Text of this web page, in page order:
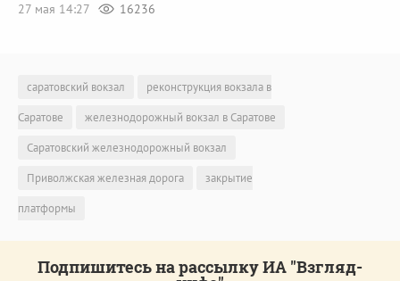
27 мая 14:27
16236
саратовский вокзал
реконструкция вокзала в
Саратове
железнодорожный вокзал в Саратове
Саратовский железнодорожный вокзал
Приволжская железная дорога
закрытие
платформы
Подпишитесь на рассылку ИА "Взгляд-